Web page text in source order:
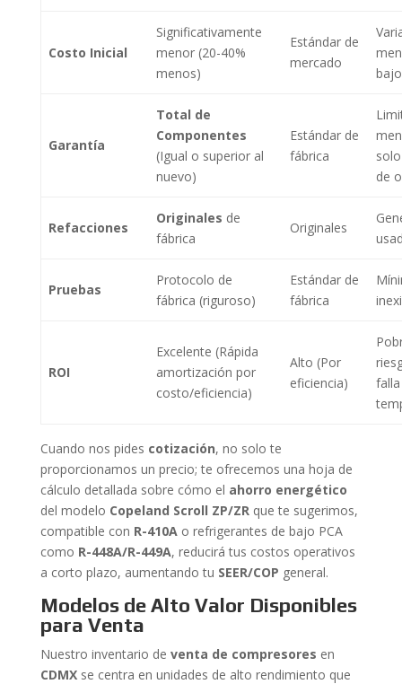
Costo Inicial
Significativamente
menor (20-40%
menos)
Estándar de
mercado
bajo
Garantía
Total de
Componentes
(Igual o superior al
nuevo)
Estándar de
fábrica
de
Refacciones
Originales de
fábrica
Originales
Pruebas
Protocolo de
fábrica (riguroso)
Estándar de
fábrica
ROI
Excelente (Rápida
amortización por
costo/eficiencia)
Alto (Por
eficiencia)
falla
Cuando nos pides cotización, no solo te
proporcionamos un precio; te ofrecemos una hoja de
cálculo detallada sobre cómo el ahorro energético
del modelo Copeland Scroll ZP/ZRque te sugerimos,
compatible con R-410Ao refrigerantes de bajo PCA
como R-448A/R-449A, reducirá tus costos operativos
a corto plazo, aumentando tu SEER/COP general.
Modelos de Alto Valor Disponibles
para Venta
Nuestro inventario de venta de compresores en
CDMXse centra en unidades de alto rendimiento que